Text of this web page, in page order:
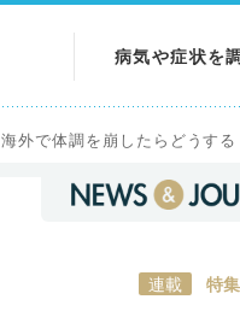
病気や症状を
症状を調べる
海外で体調を崩したらどうす
連載 特集